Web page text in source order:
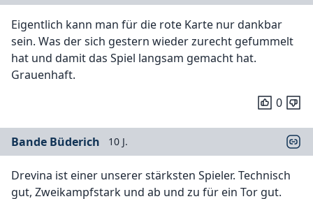
Eigentlich kann man für die rote Karte nur dankbar
sein. Was der sich gestern wieder zurecht gefummelt
hat und damit das Spiel langsam gemacht hat.
Grauenhaft.
0
Bande Büderich 10 J.
Drevina ist einer unserer stärksten Spieler. Technisch
gut, Zweikampfstark und ab und zu für ein Tor gut.